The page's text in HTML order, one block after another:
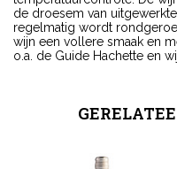
de droesem van
regelmatig wordt
wijn een vollere smaak en
o.a. de Guide Hachette en